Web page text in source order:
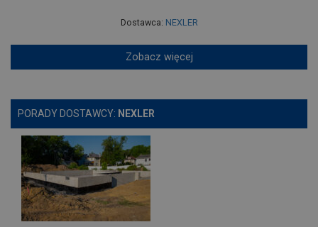
Dostawca: NEXLER
Zobacz więcej
PORADY DOSTAWCY: NEXLER